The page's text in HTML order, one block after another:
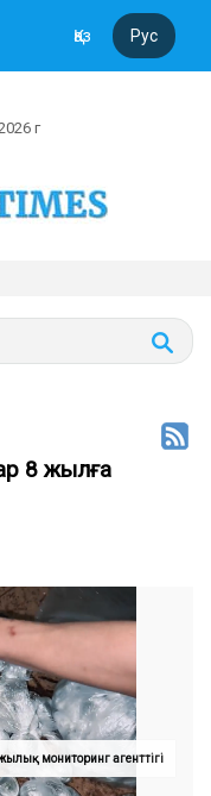
Қаз Рус
г
8 жылға
мониторинг агенттігі